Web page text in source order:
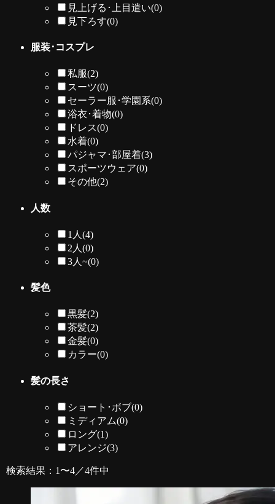
見上げる･上目遣い(0)
見下ろす(0)
服装･コスプレ
私服(2)
スーツ(0)
セーラー服･学園系(0)
浴衣･着物(0)
ドレス(0)
水着(0)
パジャマ･部屋着(3)
スポーツウェア(0)
その他(2)
人数
1人(4)
2人(0)
3人~(0)
髪色
黒髪(2)
茶髪(2)
金髪(0)
カラー(0)
髪の長さ
ショート･ボブ(0)
ミディアム(0)
ロング(1)
アレンジ(3)
検索結果：1〜4／4件中